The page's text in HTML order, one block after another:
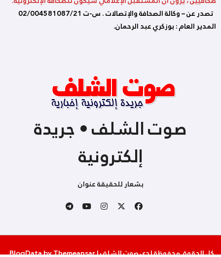
تصدر عن – وكالة الصحافة والإتصالات . س-ت 02/004581087/21
المدير العام : بوزكري عبد الرحمان.
صوت الشلف • جريدة
إلكترونية
بشعار للحقيقة عنوان
كل الحقوق محفوظة لدى صوت الشلف|
BlogDatabyThemeansar
.